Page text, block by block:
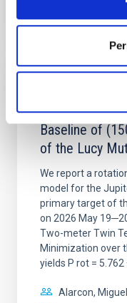
NÚMERO DE
Rotational
Baseline of
of the Lucy
We report a
model for the
primary target of
on 2026 May
Two-meter Twin
Minimization over
yields P rot =
Alarcon, Miguel